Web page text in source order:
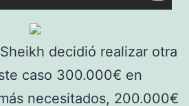
decidió realizar otra
caso 300.000€ en
necesitados, 200.000€